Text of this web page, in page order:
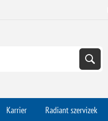
Karrier Radiant szervizek